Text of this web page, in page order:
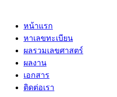
หน้าแรก
หาเลขทะเบียน
ผลรวมเลขศาสตร์
ผลงาน
เอกสาร
ติดต่อเรา